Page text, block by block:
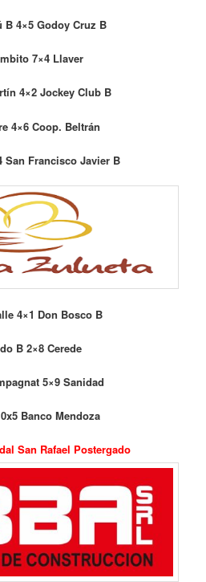
B 4×5 Godoy Cruz B
7×4 Llaver
4×2 Jockey Club B
4×6 Coop. Beltrán
San Francisco Javier B
4×1 Don Bosco B
B 2×8 Cerede
5×9 Sanidad
Banco Mendoza
San Rafael Postergado